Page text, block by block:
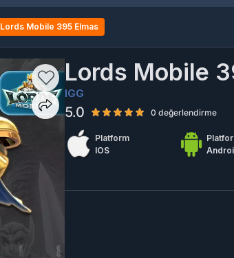
Lords Mobile 395 Elmas
Lords Mobile
IGG
5.0 0 değerlendirme
Platform
IOS